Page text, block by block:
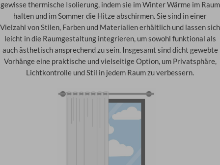
gewisse thermische Isolierung, indem sie im Winter Wärme im Raum
halten und im Sommer die Hitze abschirmen. Sie sind in einer
Vielzahl von Stilen, Farben und Materialien erhältlich und lassen sich
leicht in die Raumgestaltung integrieren, um sowohl funktional als
auch ästhetisch ansprechend zu sein. Insgesamt sind dicht gewebte
Vorhänge eine praktische und vielseitige Option, um Privatsphäre,
Lichtkontrolle und Stil in jedem Raum zu verbessern.